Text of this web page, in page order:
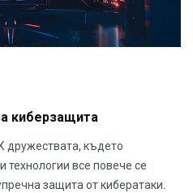
киберзащита
дружествата, където
все повече се
защита от кибератаки.